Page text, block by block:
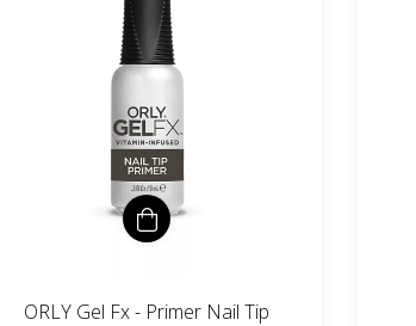
ORLY Gel Fx - Primer Nail Tip